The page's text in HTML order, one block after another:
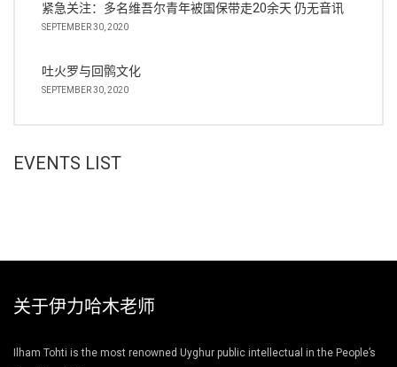
紧急关注：多名维吾尔青年被国保带走20余天 仍无音讯
SEPTEMBER 30, 2020
吐火罗与回鹘文化
SEPTEMBER 30, 2020
EVENTS LIST
关于伊力哈木老师
Ilham Tohti is the most renowned Uyghur public intellectual in the People’s